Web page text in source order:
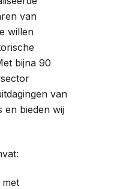
van
willen
bijna 90
van
en bieden wij